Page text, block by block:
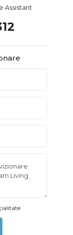
Assistant